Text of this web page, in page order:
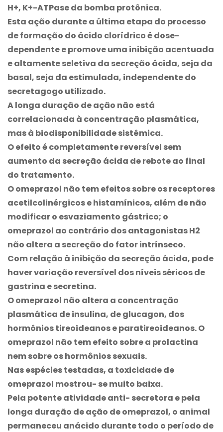
H+, K+-ATPase da bomba protônica.
Esta ação durante a última etapa do processo
de formação do ácido clorídrico é dose-
dependente e promove uma inibição acentuada
e altamente seletiva da secreção ácida, seja da
basal, seja da estimulada, independente do
secretagogo utilizado.
A longa duração de ação não está
correlacionada à concentração plasmática,
mas à biodisponibilidade sistêmica.
O efeito é completamente reversível sem
aumento da secreção ácida de rebote ao final
do tratamento.
O omeprazol não tem efeitos sobre os receptores
acetilcolinérgicos e histamínicos, além de não
modificar o esvaziamento gástrico; o
omeprazol ao contrário dos antagonistas H2
não altera a secreção do fator intrínseco.
Com relação à inibição da secreção ácida, pode
haver variação reversível dos níveis séricos de
gastrina e secretina.
O omeprazol não altera a concentração
plasmática de insulina, de glucagon, dos
hormônios tireoideanos e paratireoideanos. O
omeprazol não tem efeito sobre a prolactina
nem sobre os hormônios sexuais.
Nas espécies testadas, a toxicidade de
omeprazol mostrou- se muito baixa.
Pela potente atividade anti- secretora e pela
longa duração de ação de omeprazol, o animal
permaneceu anácido durante todo o período de